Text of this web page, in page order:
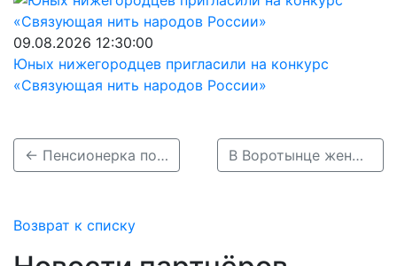
09.08.2026 12:30:00
Юных нижегородцев пригласили на конкурс
«Связующая нить народов России»
← Пенсионерка попала в международную геймерскую номинацию за игру в CS В Воротынце женщина-спортсменка выжила после остановки сердца →
Возврат к списку